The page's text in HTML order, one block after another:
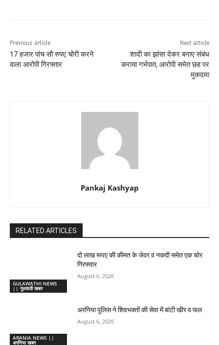
Previous article
17 हजार पांच सौ रुपए चोरी करने
वाला आरोपी गिरफ्तार
Next article
शादी का झांसा देकर बनाए संबंध
कराया गर्भपात, आरोपी समेत छह पर
मुकदमा
Pankaj Kashyap
RELATED ARTICLES
GULAWATHI NEWS
|| गुलावठी खबर
दो लाख रूपए की कीमत के जेवर व नकदी समेत एक चोर
गिरफ्तार
August 6, 2026
ARANIA NEWS ||
अरनिया खबर
अरनिया पुलिस ने शिवभक्तों की सेवा में बांटी खीर व फल
August 6, 2026